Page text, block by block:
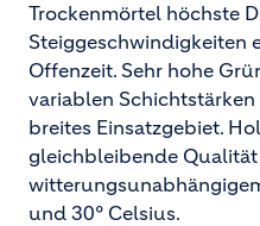
Trockenmörtel höchste
Steiggeschwindigkeiten
Offenzeit. Sehr hohe
variablen
breites Einsatzgebiet.
gleichbleibende Qualität
und 30° Celsius.